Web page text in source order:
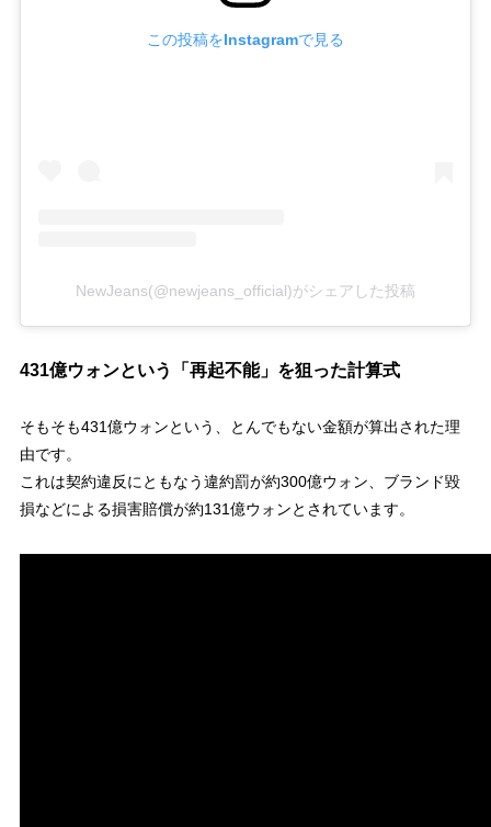
この投稿をInstagramで見る
NewJeans(@newjeans_official)がシェアした投稿
431億ウォンという「再起不能」を狙った計算式
そもそも431億ウォンという、とんでもない金額が算出された理
由です。
これは契約違反にともなう違約罰が約300億ウォン、ブランド毀
損などによる損害賠償が約131億ウォンとされています。